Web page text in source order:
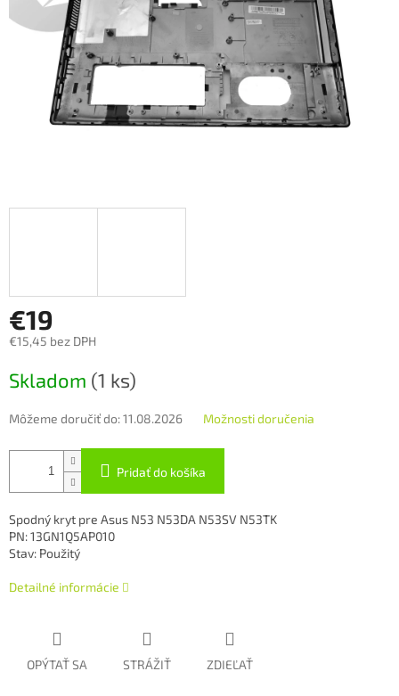
€19
€15,45 bez DPH
cena:
Skladom (1 ks)
Môžeme doručiť do:11.08.2026 Možnosti doručenia
Pridať do košíka
Spodný kryt pre Asus N53 N53DA N53SV N53TK
PN: 13GN1Q5AP010
Stav: Použitý
Detailné informácie
OPÝTAŤ SA STRÁŽIŤ ZDIEĽAŤ